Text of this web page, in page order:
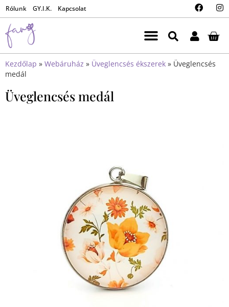
Rólunk GY.I.K. Kapcsolat
Kezdőlap » Webáruház » Üveglencsés ékszerek » Üveglencsés
medál
Üveglencsés medál